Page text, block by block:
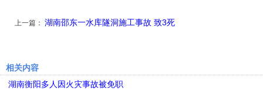
上一篇： 湖南邵东一水库隧洞施工事故 致3死
相关内容
湖南衡阳多人因火灾事故被免职